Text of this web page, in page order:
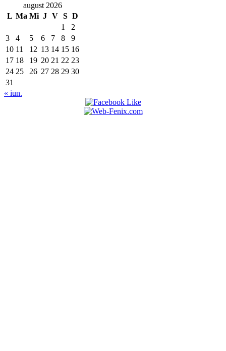
august 2026
L Ma Mi J V S D
1
2
3
4 5 6 7 8
9
10 11 12 13 14 15 16
17 18 19 20 21 22 23
24 25 26 27 28 29 30
31
« iun.